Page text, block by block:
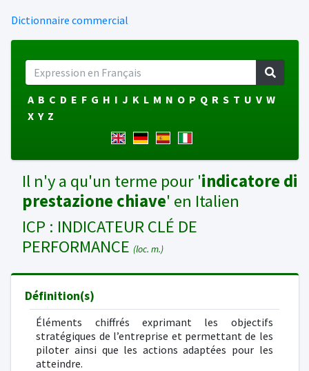
Dictionnaire commercial
A B C D E F G H I J K L M N O P Q R S T U V W
X Y Z
Il n'y a qu'un terme pour 'indicatore di
prestazione chiave' en Italien
ICP : INDICATEUR CLÉ DE
PERFORMANCE (loc. m.)
Définition(s)
Éléments chiffrés exprimant les objectifs
stratégiques de l’entreprise et permettant de les
piloter ainsi que les actions adaptées pour les
atteindre.